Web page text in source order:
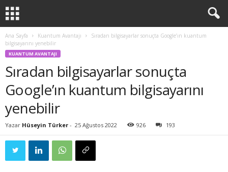
Ana Sayfa Kuantum Avantajı
Sıradan bilgisayarlar sonuçta Google’ın kuantum
bilgisayarını yenebilir
KUANTUM AVANTAJI
Sıradan bilgisayarlar sonuçta
Google’ın kuantum bilgisayarını
yenebilir
Yazar Hüseyin Türker - 25 Ağustos 2022 926 193